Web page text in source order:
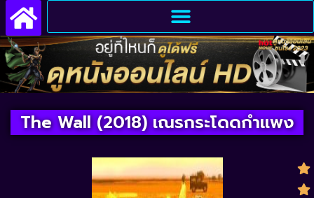
The Wall (2018) เณรกระโดดกำแพง